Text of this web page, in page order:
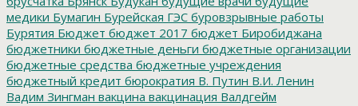
медики Бумагин Бурейская ГЭС буровзрывные работы
Бурятия Бюджет бюджет 2017 бюджет Биробиджана
бюджетники бюджетные деньги бюджетные организации
бюджетные средства бюджетные учреждения
бюджетный кредит бюрократия В. Путин В.И. Ленин
Вадим Зингман вакцина вакцинация Валдгейм